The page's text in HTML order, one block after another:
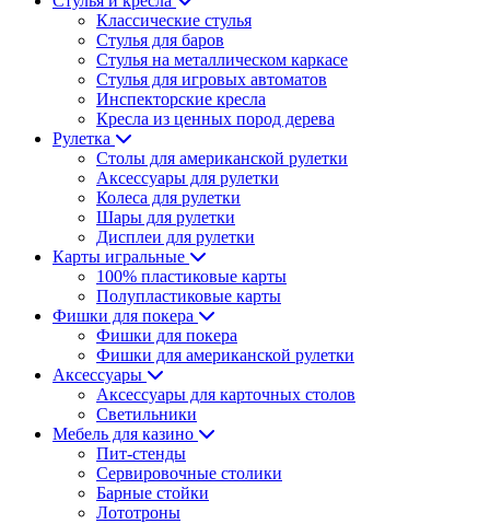
Классические стулья
Стулья для баров
Стулья на металлическом каркасе
Стулья для игровых автоматов
Инспекторские кресла
Кресла из ценных пород дерева
Рулетка
Столы для американской рулетки
Аксессуары для рулетки
Колеса для рулетки
Шары для рулетки
Дисплеи для рулетки
Карты игральные
100% пластиковые карты
Полупластиковые карты
Фишки для покера
Фишки для покера
Фишки для американской рулетки
Аксессуары
Аксессуары для карточных столов
Светильники
Мебель для казино
Пит-стенды
Сервировочные столики
Барные стойки
Лототроны